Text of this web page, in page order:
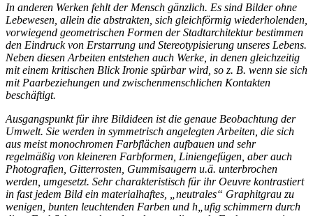
In anderen Werken fehlt der Mensch gänzlich. Es sind Bilder ohne
Lebewesen, allein die abstrakten, sich gleichförmig wiederholenden,
vorwiegend geometrischen Formen der Stadtarchitektur bestimmen
den Eindruck von Erstarrung und Stereotypisierung unseres Lebens.
Neben diesen Arbeiten entstehen auch Werke, in denen gleichzeitig
mit einem kritischen Blick Ironie spürbar wird, so z. B. wenn sie sich
mit Paarbeziehungen und zwischenmenschlichen Kontakten
beschäftigt.
Ausgangspunkt für ihre Bildideen ist die genaue Beobachtung der
Umwelt. Sie werden in symmetrisch angelegten Arbeiten, die sich
aus meist monochromen Farbflächen aufbauen und sehr
regelmäßig von kleineren Farbformen, Liniengefügen, aber auch
Photografien, Gitterrosten, Gummisaugern u.ä. unterbrochen
werden, umgesetzt. Sehr charakteristisch für ihr Oeuvre kontrastiert
in fast jedem Bild ein materialhaftes, „neutrales“ Graphitgrau zu
wenigen, bunten leuchtenden Farben und h„ufig schimmern durch